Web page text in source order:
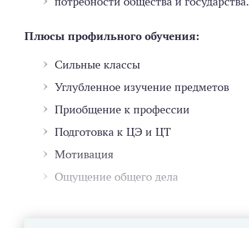
Плюсы профильного обучения:
Сильные классы
Углубленное изучение предметов
Приобщение к профессии
Подготовка к ЦЭ и ЦТ
Мотивация
Ощущение общего дела